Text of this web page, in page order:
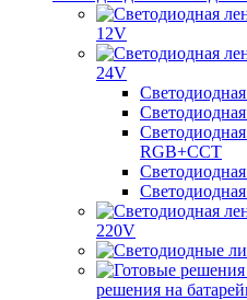
12V
24V
RGB+CCT
220V
решения на